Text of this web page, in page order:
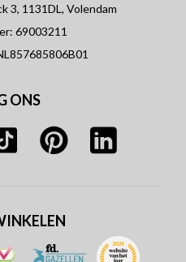
3, 1131DL, Volendam
69003211
ONS